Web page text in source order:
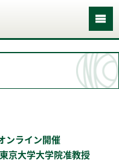
ンライン開催
京大学大学院准教授